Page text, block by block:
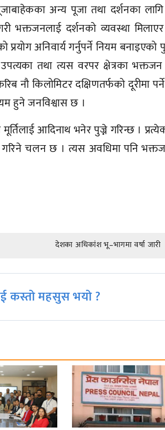
अन्य पूजा तथा दर्शनका
भक्तजनलाई दर्शनको व्यवस्था
अनिवार्य गर्नुपर्ने नियम बनाइएको
तथा त्यस वरपर क्षेत्रका
नौ किलोमिटर दक्षिणतर्फको दूरीमा
हुने जनविश्वास छ ।
आदिनाथ भनेर पुज्ने गरिन्छ ।
गरिने चलन छ । त्यस अवधिमा पनि
देशका अधिकांश भू–भागमा वर्षा जारी
कस्तो महसुस भयो ?